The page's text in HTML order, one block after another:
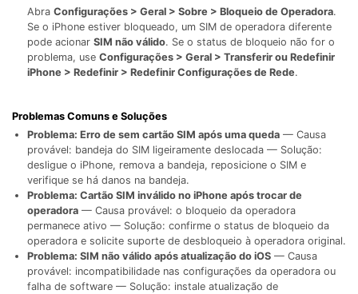
Abra Configurações > Geral > Sobre > Bloqueio de Operadora.
Se o iPhone estiver bloqueado, um SIM de operadora diferente
pode acionar SIM não válido. Se o status de bloqueio não for o
problema, use Configurações > Geral > Transferir ou Redefinir
iPhone > Redefinir > Redefinir Configurações de Rede.
Problemas Comuns e Soluções
Problema: Erro de sem cartão SIM após uma queda— Causa
provável: bandeja do SIM ligeiramente deslocada — Solução:
desligue o iPhone, remova a bandeja, reposicione o SIM e
verifique se há danos na bandeja.
Problema: Cartão SIM inválido no iPhone após trocar de
operadora— Causa provável: o bloqueio da operadora
permanece ativo — Solução: confirme o status de bloqueio da
operadora e solicite suporte de desbloqueio à operadora original.
Problema: SIM não válido após atualização do iOS— Causa
provável: incompatibilidade nas configurações da operadora ou
falha de software — Solução: instale atualização de